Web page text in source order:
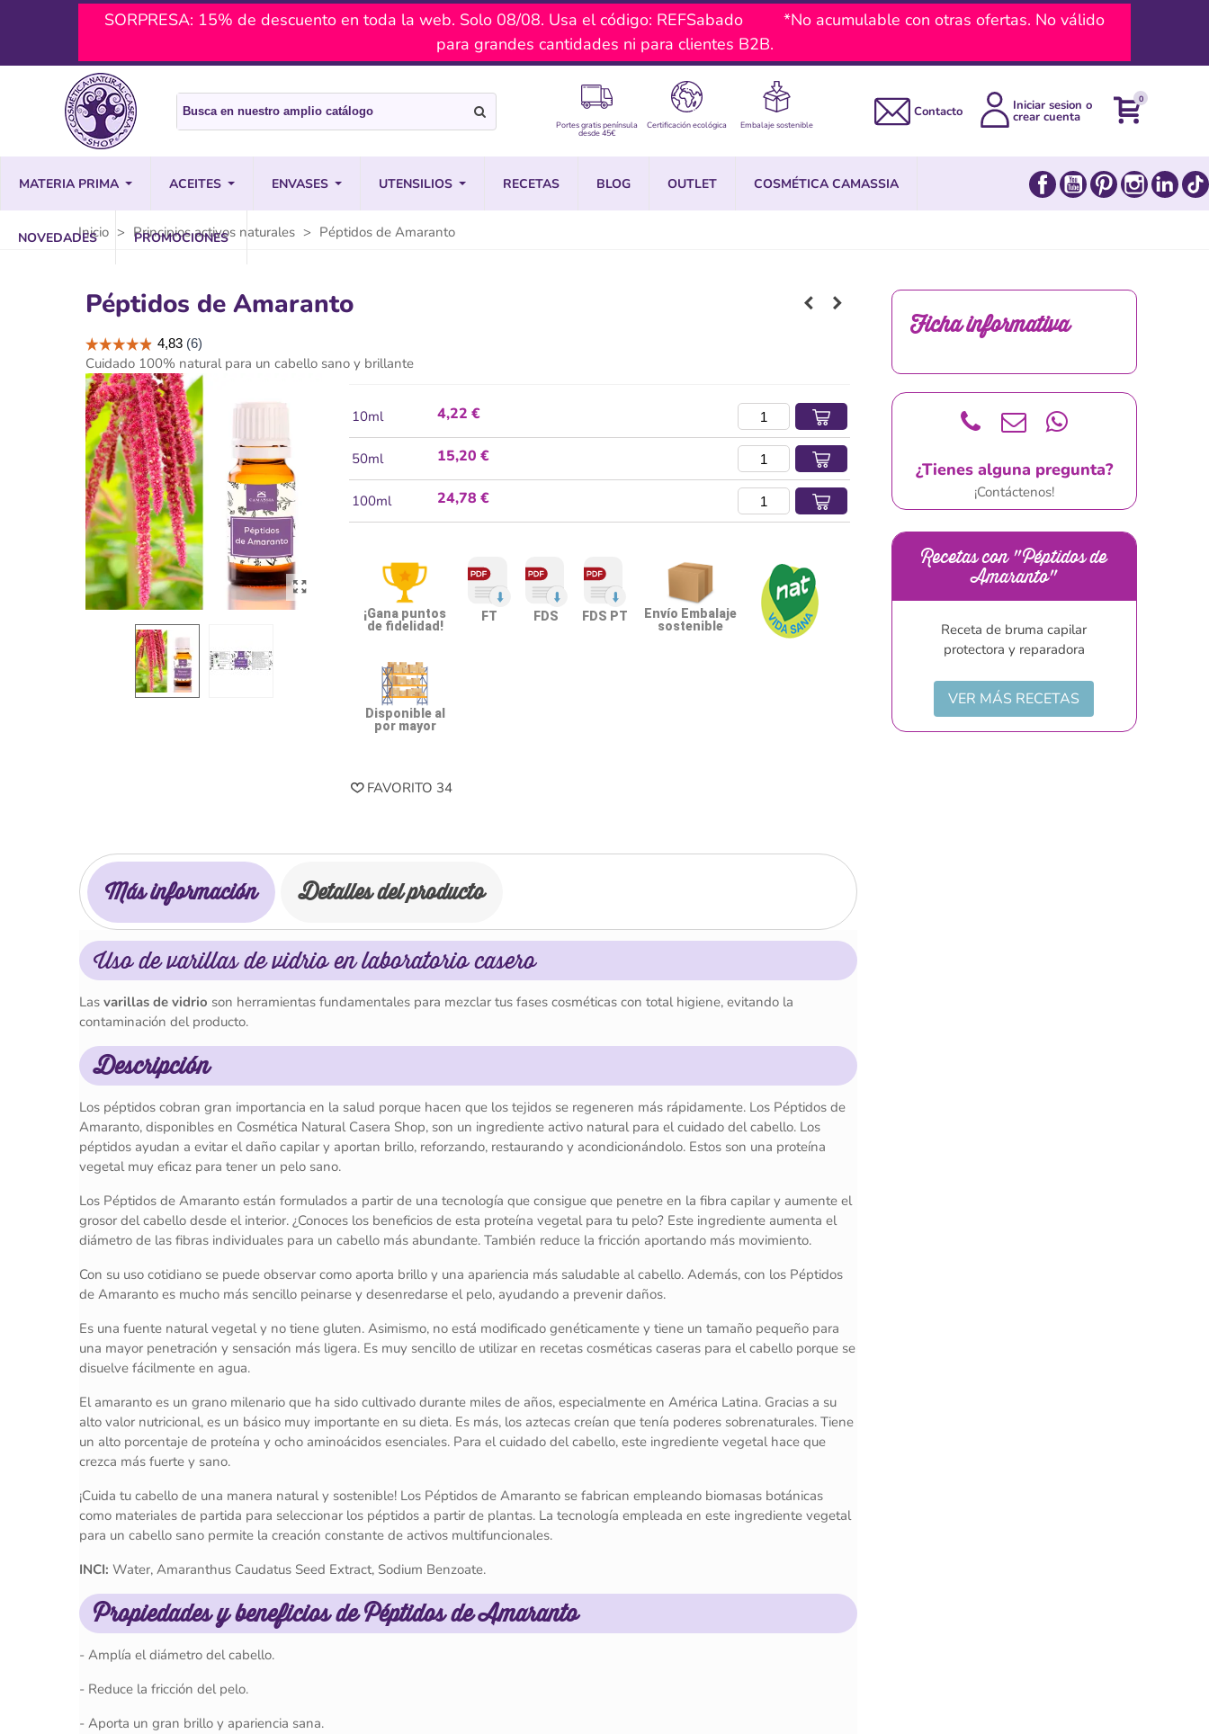
SORPRESA: 15% de descuento en toda la web. Solo 08/08. Usa el código: REFSabado *No acumulable con otras ofertas. No válido
para grandes cantidades ni para clientes B2B.
Portes gratis península
desde 45€
Certificación ecológica Embalaje sostenible
Contacto Iniciar sesion o
crear cuenta
0
MATERIA PRIMA ACEITES ENVASES UTENSILIOS RECETAS BLOG OUTLET COSMÉTICA CAMASSIA
NOVEDADES PROMOCIONES
FacebookYouTubePinterestInstagram
Inicio > Principios activos naturales > Péptidos de Amaranto
Péptidos de Amaranto
Cuidado 100% natural para un cabello sano y brillante
10ml 4,22 €
50ml 15,20 €
100ml 24,78 €
¡Gana puntos
de fidelidad!
FT FDS FDS PT
Envío Embalaje
sostenible
Disponible al
por mayor
FAVORITO 34
Más información Detalles del producto
Uso de varillas de vidrio en laboratorio casero
Las varillas de vidrio son herramientas fundamentales para mezclar tus fases cosméticas con total higiene, evitando la
contaminación del producto.
Descripción
Los péptidos cobran gran importancia en la salud porque hacen que los tejidos se regeneren más rápidamente. Los Péptidos de
Amaranto, disponibles en Cosmética Natural Casera Shop, son un ingrediente activo natural para el cuidado del cabello. Los
péptidos ayudan a evitar el daño capilar y aportan brillo, reforzando, restaurando y acondicionándolo. Estos son una proteína
vegetal muy eficaz para tener un pelo sano.
Los Péptidos de Amaranto están formulados a partir de una tecnología que consigue que penetre en la fibra capilar y aumente el
grosor del cabello desde el interior. ¿Conoces los beneficios de esta proteína vegetal para tu pelo? Este ingrediente aumenta el
diámetro de las fibras individuales para un cabello más abundante. También reduce la fricción aportando más movimiento.
Con su uso cotidiano se puede observar como aporta brillo y una apariencia más saludable al cabello. Además, con los Péptidos
de Amaranto es mucho más sencillo peinarse y desenredarse el pelo, ayudando a prevenir daños.
Es una fuente natural vegetal y no tiene gluten. Asimismo, no está modificado genéticamente y tiene un tamaño pequeño para
una mayor penetración y sensación más ligera. Es muy sencillo de utilizar en recetas cosméticas caseras para el cabello porque se
disuelve fácilmente en agua.
El amaranto es un grano milenario que ha sido cultivado durante miles de años, especialmente en América Latina. Gracias a su
alto valor nutricional, es un básico muy importante en su dieta. Es más, los aztecas creían que tenía poderes sobrenaturales. Tiene
un alto porcentaje de proteína y ocho aminoácidos esenciales. Para el cuidado del cabello, este ingrediente vegetal hace que
crezca más fuerte y sano.
¡Cuida tu cabello de una manera natural y sostenible! Los Péptidos de Amaranto se fabrican empleando biomasas botánicas
como materiales de partida para seleccionar los péptidos a partir de plantas. La tecnología empleada en este ingrediente vegetal
para un cabello sano permite la creación constante de activos multifuncionales.
INCI: Water, Amaranthus Caudatus Seed Extract, Sodium Benzoate.
Propiedades y beneficios de Péptidos de Amaranto
- Amplía el diámetro del cabello.
- Reduce la fricción del pelo.
- Aporta un gran brillo y apariencia sana.
Ficha informativa
¿Tienes alguna pregunta?
¡Contáctenos!
Recetas con "Péptidos de
Amaranto"
Receta de bruma capilar
protectora y reparadora
VER MÁS RECETAS